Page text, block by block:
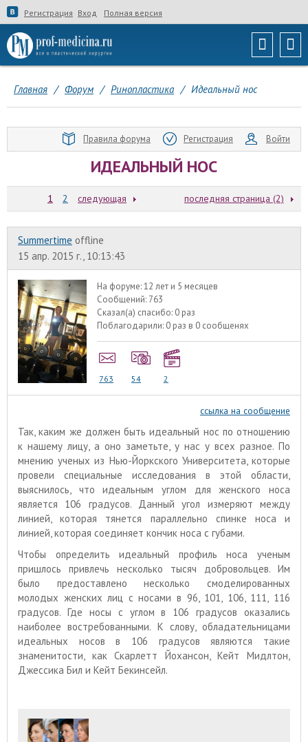
Регистрация Вход Полная версия
Главная / Форум / Ринопластика / Идеальный нос
Правила форума Регистрация Войти
ИДЕАЛЬНЫЙ НОС
1 2 следующая последняя страница (2)
Summertime offline
15 апр. 2015 г., 10:13:43
На форуме:12 лет и 5 месяцев
Сообщений: 763
Сказал(а) спасибо: 0 раз
Поблагодарили: 0 раз в 0 сообщенях
763 54 2
ссылка на сообщение
Так, каким же должен быть идеальный нос по отношению
к нашему лицу, а оно заметьте, у нас у всех разное. По
мнению ученых из Нью-Йоркского Университета, которые
провели специальные исследования в этой области,
выяснилось, что идеальным углом для женского носа
является 106 градусов. Данный угол измеряют между
линией, которая тянется параллельно спинке носа и
линией, которая соединяет кончик носа с губами.
Чтобы определить идеальный профиль носа ученым
пришлось привлечь несколько тысяч добровольцев. Им
было предоставлено несколько смоделированных
молодых женских лиц с носами в 96, 101, 106, 111, 116
градусов. Где носы с углом в 106 градусов оказались
наиболее востребованными. К слову, обладательницами
идеальных носов в 106 градусов являются такие
знаменитости, как Скарлетт Йохансон, Кейт Мидлтон,
Джессика Бил и Кейт Бекинсейл.